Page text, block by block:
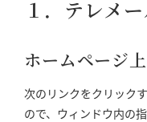
１．テレメ
ホームページ
次のリンクをクリック
ので、ウィンドウ内の